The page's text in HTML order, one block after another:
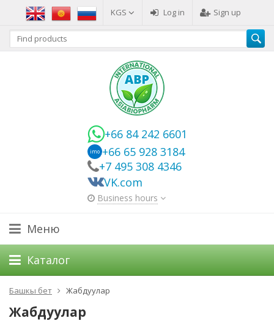
KGS Log in Sign up
+66 84 242 6601
imo +66 65 928 3184
+7 495 308 4346
VK.com
Business hours
Меню
Каталог
Башкы бет Жабдуулар
Жабдуулар